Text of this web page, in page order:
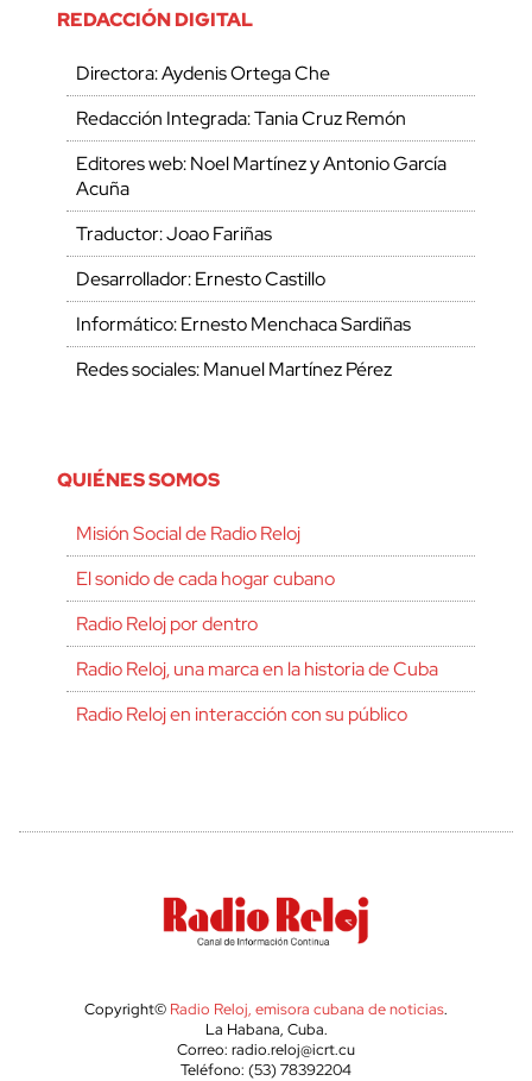
REDACCIÓN DIGITAL
Directora: Aydenis Ortega Che
Redacción Integrada: Tania Cruz Remón
Editores web: Noel Martínez y Antonio García
Acuña
Traductor: Joao Fariñas
Desarrollador: Ernesto Castillo
Informático: Ernesto Menchaca Sardiñas
Redes sociales: Manuel Martínez Pérez
QUIÉNES SOMOS
Misión Social de Radio Reloj
El sonido de cada hogar cubano
Radio Reloj por dentro
Radio Reloj, una marca en la historia de Cuba
Radio Reloj en interacción con su público
Copyright© Radio Reloj, emisora cubana de noticias.
La Habana, Cuba.
Correo: radio.reloj@icrt.cu
Teléfono: (53) 78392204